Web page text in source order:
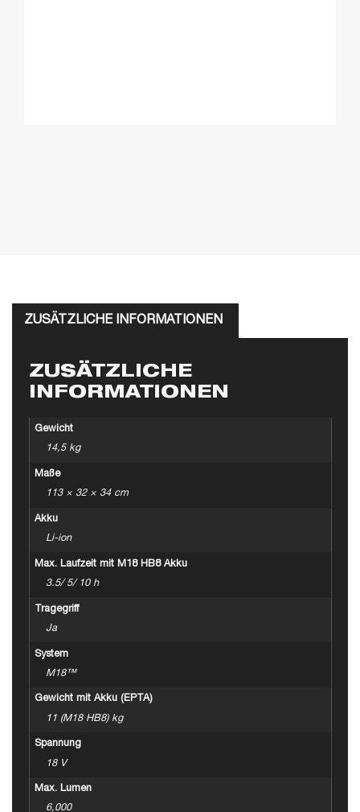
ZUSÄTZLICHE INFORMATIONEN
ZUSÄTZLICHE
INFORMATIONEN
Gewicht
14,5 kg
Maße
113 × 32 × 34 cm
Akku
Li-ion
Max. Laufzeit mit M18 HB8 Akku
3.5/ 5/ 10 h
Tragegriff
Ja
System
M18™
Gewicht mit Akku (EPTA)
11 (M18 HB8) kg
Spannung
18 V
Max. Lumen
6,000